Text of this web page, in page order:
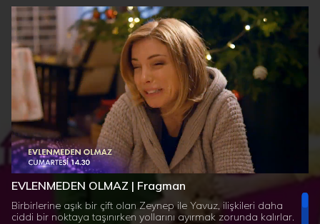
Süre / Toplam
Süre
Yüklendi
0%
Yükleniyor:
EVLENMEDEN OLMAZ | Fragman
Birbirlerine aşık bir çift olan Zeynep ile Yavuz, ilişkileri daha
ciddi bir noktaya taşınırken yollarını ayırmak zorunda kalırlar.